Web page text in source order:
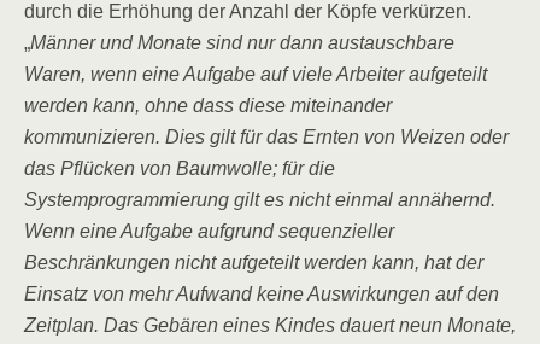
durch die Erhöhung der Anzahl der Köpfe verkürzen.
„Männer und Monate sind nur dann austauschbare
Waren, wenn eine Aufgabe auf viele Arbeiter aufgeteilt
werden kann, ohne dass diese miteinander
kommunizieren. Dies gilt für das Ernten von Weizen oder
das Pflücken von Baumwolle; für die
Systemprogrammierung gilt es nicht einmal annähernd.
Wenn eine Aufgabe aufgrund sequenzieller
Beschränkungen nicht aufgeteilt werden kann, hat der
Einsatz von mehr Aufwand keine Auswirkungen auf den
Zeitplan. Das Gebären eines Kindes dauert neun Monate,